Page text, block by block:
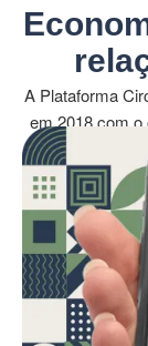
A Plataforma
em 2018 com
indústria da
redução do
atores do
consumidores,
roupa em fim
para
Os usuários